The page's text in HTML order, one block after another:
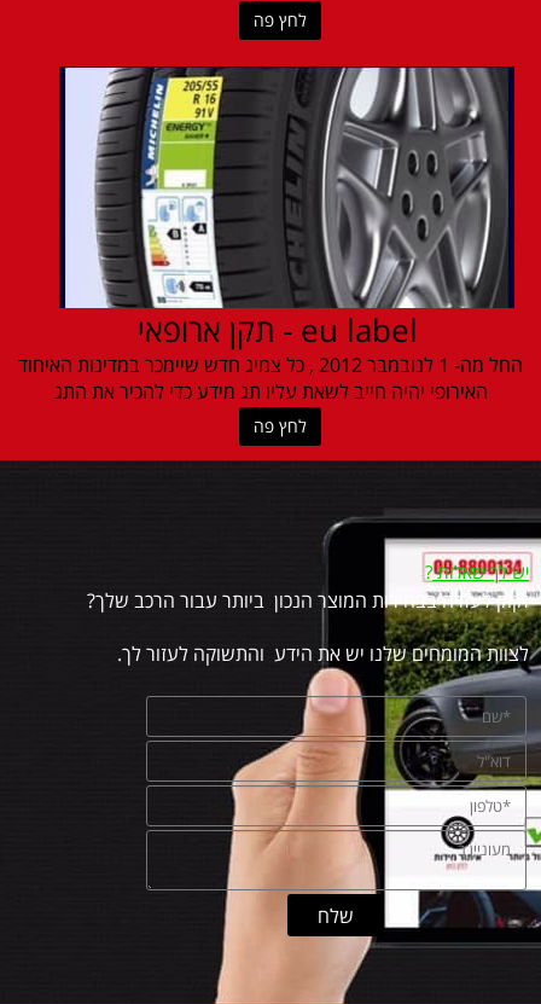
לחץ פה
eu label - תקן ארופאי
החל מה- 1 לנובמבר 2012 , כל צמיג חדש שיימכר במדינות האיחוד
האירופי יהיה חייב לשאת עליו תג מידע כדי להכיר את התג
לחץ פה
יש לך שאלות?
זקוק לעזרה בבחירות המוצר הנכון ביותר עבור הרכב שלך?
לצוות המומחים שלנו יש את הידע והתשוקה לעזור לך.